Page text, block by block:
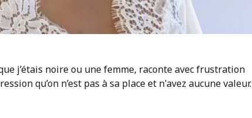
j’étais noire ou une femme, raconte avec frustration
qu’on n’est pas à sa place et n'avez aucune valeur.